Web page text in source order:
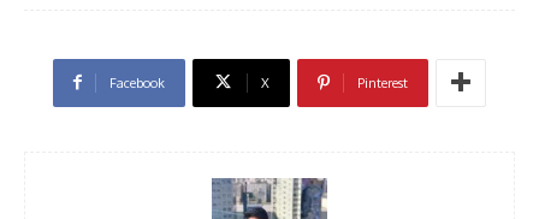
Facebook X Pinterest